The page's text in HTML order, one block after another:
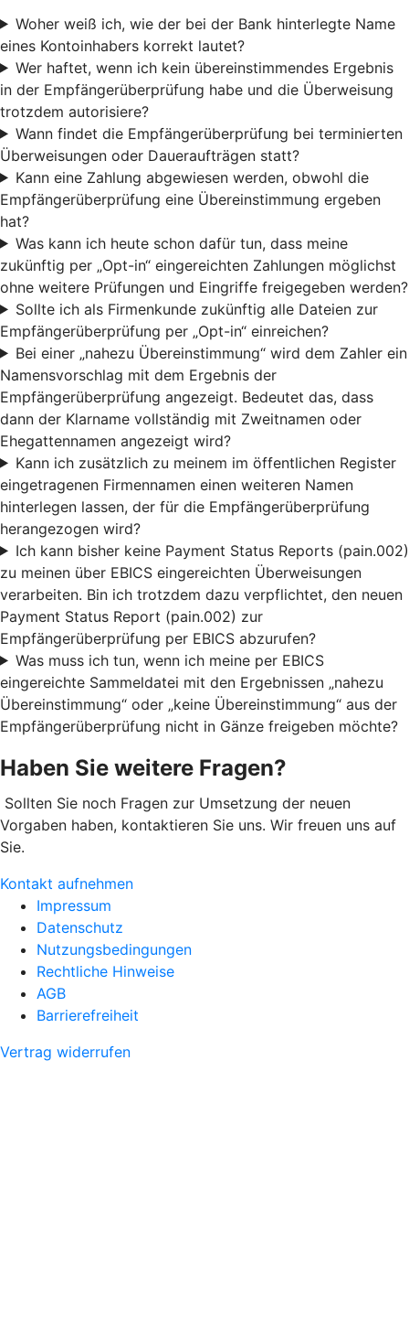
Woher weiß ich, wie der bei der Bank hinterlegte Name
eines Kontoinhabers korrekt lautet?
Wer haftet, wenn ich kein übereinstimmendes Ergebnis
in der Empfängerüberprüfung habe und die Überweisung
trotzdem autorisiere?
Wann findet die Empfängerüberprüfung bei terminierten
Überweisungen oder Daueraufträgen statt?
Kann eine Zahlung abgewiesen werden, obwohl die
Empfängerüberprüfung eine Übereinstimmung ergeben
hat?
Was kann ich heute schon dafür tun, dass meine
zukünftig per „Opt-in“ eingereichten Zahlungen möglichst
ohne weitere Prüfungen und Eingriffe freigegeben werden?
Sollte ich als Firmenkunde zukünftig alle Dateien zur
Empfängerüberprüfung per „Opt-in“ einreichen?
Bei einer „nahezu Übereinstimmung“ wird dem Zahler ein
Namensvorschlag mit dem Ergebnis der
Empfängerüberprüfung angezeigt. Bedeutet das, dass
dann der Klarname vollständig mit Zweitnamen oder
Ehegattennamen angezeigt wird?
Kann ich zusätzlich zu meinem im öffentlichen Register
eingetragenen Firmennamen einen weiteren Namen
hinterlegen lassen, der für die Empfängerüberprüfung
herangezogen wird?
Ich kann bisher keine Payment Status Reports (pain.002)
zu meinen über EBICS eingereichten Überweisungen
verarbeiten. Bin ich trotzdem dazu verpflichtet, den neuen
Payment Status Report (pain.002) zur
Empfängerüberprüfung per EBICS abzurufen?
Was muss ich tun, wenn ich meine per EBICS
eingereichte Sammeldatei mit den Ergebnissen „nahezu
Übereinstimmung“ oder „keine Übereinstimmung“ aus der
Empfängerüberprüfung nicht in Gänze freigeben möchte?
Haben Sie weitere Fragen?
Sollten Sie noch Fragen zur Umsetzung der neuen
Vorgaben haben, kontaktieren Sie uns. Wir freuen uns auf
Sie.
Kontakt aufnehmen
Impressum
Datenschutz
Nutzungsbedingungen
Rechtliche Hinweise
AGB
Barrierefreiheit
Vertrag widerrufen